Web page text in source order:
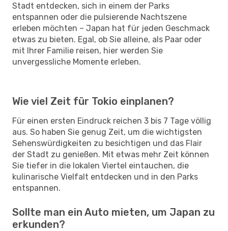
Stadt entdecken, sich in einem der Parks
entspannen oder die pulsierende Nachtszene
erleben möchten – Japan hat für jeden Geschmack
etwas zu bieten. Egal, ob Sie alleine, als Paar oder
mit Ihrer Familie reisen, hier werden Sie
unvergessliche Momente erleben.
Wie viel Zeit für Tokio einplanen?
Für einen ersten Eindruck reichen 3 bis 7 Tage völlig
aus. So haben Sie genug Zeit, um die wichtigsten
Sehenswürdigkeiten zu besichtigen und das Flair
der Stadt zu genießen. Mit etwas mehr Zeit können
Sie tiefer in die lokalen Viertel eintauchen, die
kulinarische Vielfalt entdecken und in den Parks
entspannen.
Sollte man ein Auto mieten, um Japan zu
erkunden?